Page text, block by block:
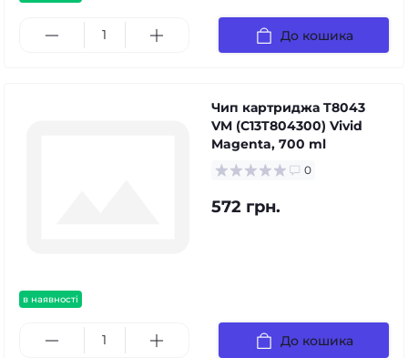
До кошика
в наявності
Чип картриджа T8043
VM (C13T804300) Vivid
Magenta, 700 ml
0
572 грн.
До кошика